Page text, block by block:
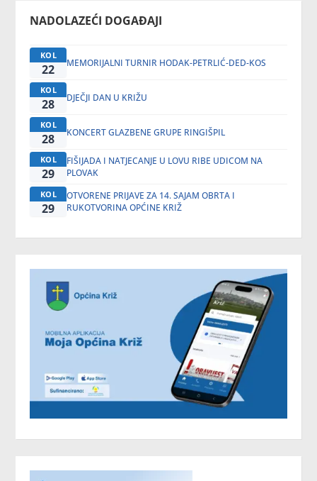
NADOLAZEĆI DOGAĐAJI
KOL
22 MEMORIJALNI TURNIR HODAK-PETRLIĆ-DED-KOS
KOL
28 DJEČJI DAN U KRIŽU
KOL
28 KONCERT GLAZBENE GRUPE RINGIŠPIL
KOL
29
FIŠIJADA I NATJECANJE U LOVU RIBE UDICOM NA
PLOVAK
KOL
29
OTVORENE PRIJAVE ZA 14. SAJAM OBRTA I
RUKOTVORINA OPĆINE KRIŽ